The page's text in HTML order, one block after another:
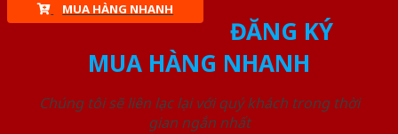
MUA HÀNG NHANH
ĐĂNG KÝ
MUA HÀNG NHANH
Chúng tôi sẽ liên lạc lại với quý khách trong thời
gian ngắn nhất